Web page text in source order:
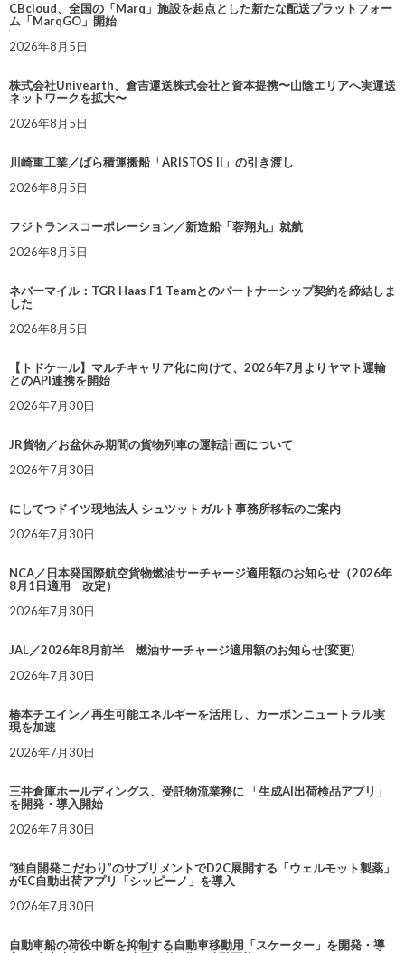
CBcloud、全国の「Marq」施設を起点とした新たな配送プラットフォー
ム「MarqGO」開始
2026年8月5日
株式会社Univearth、倉吉運送株式会社と資本提携〜山陰エリアへ実運送
ネットワークを拡大〜
2026年8月5日
川崎重工業／ばら積運搬船「ARISTOS II」の引き渡し
2026年8月5日
フジトランスコーポレーション／新造船「蓉翔丸」就航
2026年8月5日
ネバーマイル：TGR Haas F1 Teamとのパートナーシップ契約を締結しま
した
2026年8月5日
【トドケール】マルチキャリア化に向けて、2026年7月よりヤマト運輸
とのAPI連携を開始
2026年7月30日
JR貨物／お盆休み期間の貨物列車の運転計画について
2026年7月30日
にしてつドイツ現地法人 シュツットガルト事務所移転のご案内
2026年7月30日
NCA／日本発国際航空貨物燃油サーチャージ適用額のお知らせ（2026年
8月1日適用 改定）
2026年7月30日
JAL／2026年8月前半 燃油サーチャージ適用額のお知らせ(変更)
2026年7月30日
椿本チエイン／再生可能エネルギーを活用し、カーボンニュートラル実
現を加速
2026年7月30日
三井倉庫ホールディングス、受託物流業務に 「生成AI出荷検品アプリ」
を開発・導入開始
2026年7月30日
“独自開発こだわり”のサプリメントでD2C展開する「ウェルモット製薬」
がEC自動出荷アプリ「シッピーノ」を導入
2026年7月30日
自動車船の荷役中断を抑制する自動車移動用「スケーター」を開発・導